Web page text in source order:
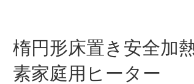
楕円形床置き安全加
素家庭用ヒーター